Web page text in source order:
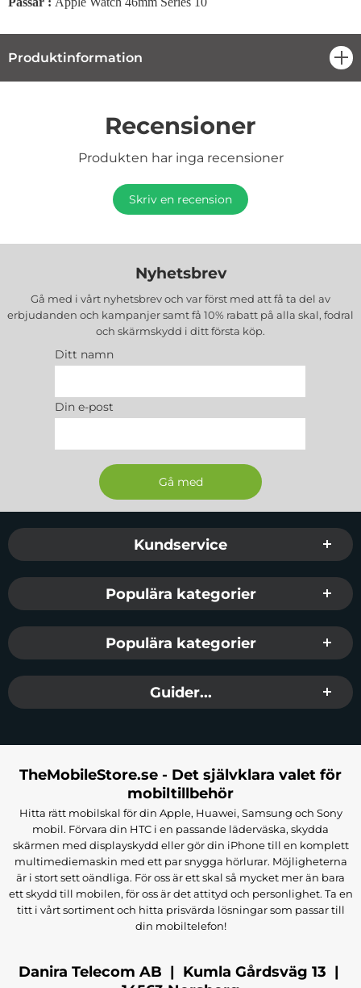
Produktinformation
Recensioner
Produkten har inga recensioner
Skriv en recension
Nyhetsbrev
Gå med i vårt nyhetsbrev och var först med att få ta del av
erbjudanden och kampanjer samt få 10% rabatt på alla skal, fodral
och skärmskydd i ditt första köp.
Ditt namn
Din e-post
Sidfot Blandad info och länkar
Kundservice
Populära kategorier
Populära kategorier
Guider...
TheMobileStore.se - Det självklara valet för
mobiltillbehör
Hitta rätt mobilskal för din Apple, Huawei, Samsung och Sony
mobil. Förvara din HTC i en passande läderväska, skydda
skärmen med displayskydd eller gör din iPhone till en komplett
multimediemaskin med ett par snygga hörlurar. Möjligheterna
är i stort sett oändliga. För oss är ett skal så mycket mer än bara
ett skydd till mobilen, för oss är det attityd och personlighet. Ta en
titt i vårt sortiment och hitta prisvärda lösningar som passar till
din mobiltelefon!
Danira Telecom AB | Kumla Gårdsväg 13 |